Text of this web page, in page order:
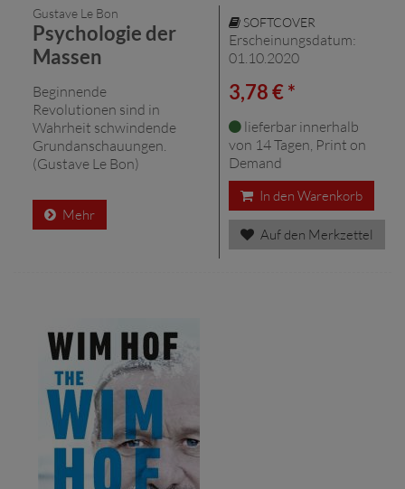
Gustave Le Bon
Psychologie der
Massen
Beginnende
Revolutionen sind in
Wahrheit schwindende
Grundanschauungen.
(Gustave Le Bon)
Mehr
SOFTCOVER
Erscheinungsdatum:
01.10.2020
3,78 € *
lieferbar innerhalb
von 14 Tagen, Print on
Demand
In den Warenkorb
Auf den Merkzettel